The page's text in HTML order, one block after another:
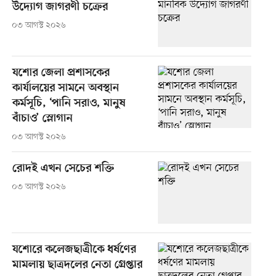
উদ্যোগ জাগরণী চক্রের
০৩ আগস্ট ২০২৬
যশোর জেলা প্রশাসকের
কার্যালয়ের সামনে অবস্থান
কর্মসূচি, ‘পানি সরাও, মানুষ
বাঁচাও’ স্লোগান
০৩ আগস্ট ২০২৬
রোদই এখন সেচের শক্তি
০৩ আগস্ট ২০২৬
যশোরে কলেজছাত্রীকে ধর্ষণের
মামলায় ছাত্রদলের নেতা গ্রেপ্তার